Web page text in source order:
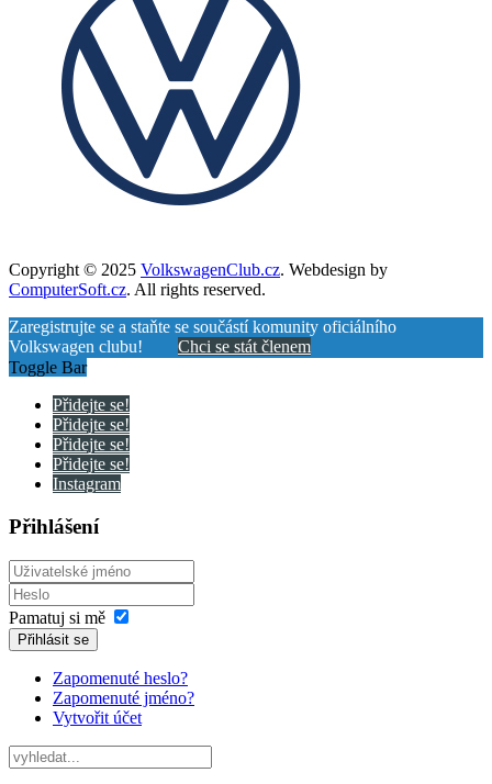
Copyright © 2025 VolkswagenClub.cz. Webdesign by
ComputerSoft.cz. All rights reserved.
Zaregistrujte se a staňte se součástí komunity oficiálního
Volkswagen clubu! Chci se stát členem
Toggle Bar
Přidejte se!
Přidejte se!
Přidejte se!
Přidejte se!
Instagram
Přihlášení
Pamatuj si mě
Přihlásit se
Zapomenuté heslo?
Zapomenuté jméno?
Vytvořit účet